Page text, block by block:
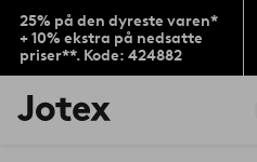
25% på den dyreste varen*
+ 10% ekstra på nedsatte
priser**. Kode: 424882
Jotex’
logo